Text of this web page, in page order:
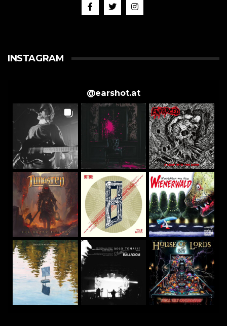
INSTAGRAM
@earshot.at